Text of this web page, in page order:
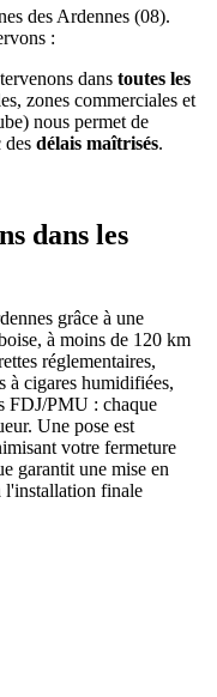
des Ardennes (08).
:
dans toutes les
zones commerciales et
nous permet de
des délais maîtrisés.
dans les
grâce à une
à moins de 120 km
réglementaires,
à cigares humidifiées,
FDJ/PMU : chaque
Une pose est
votre fermeture
garantit une mise en
l'installation finale